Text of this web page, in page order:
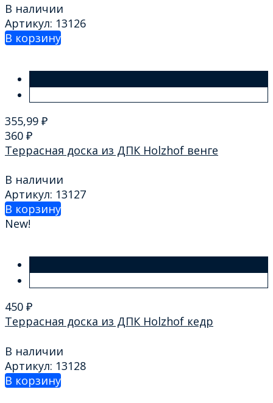
В наличии
Артикул: 13126
В корзину
355,99 ₽
360 ₽
Террасная доска из ДПК Holzhof венге
В наличии
Артикул: 13127
В корзину
New!
450 ₽
Террасная доска из ДПК Holzhof кедр
В наличии
Артикул: 13128
В корзину